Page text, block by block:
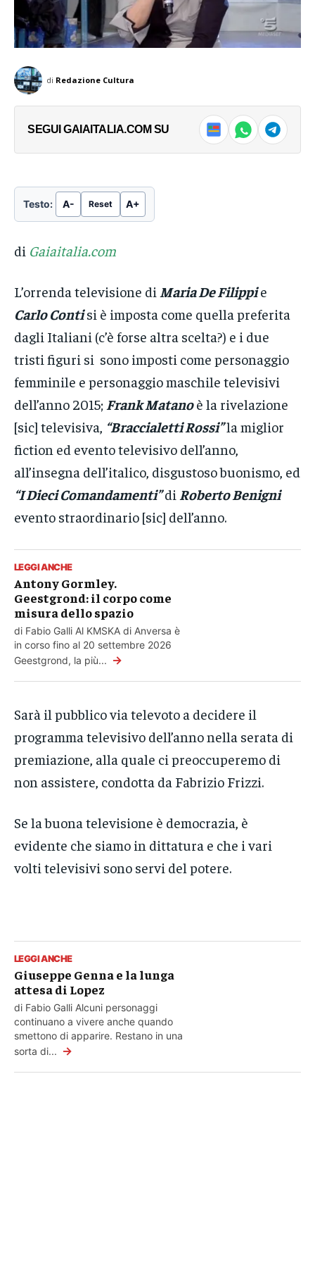
Geestgrond, la più...
Geestgrond, la più...
di Redazione Cultura
SEGUI GAIAITALIA.COM SU
Testo: A- Reset A+
di Gaiaitalia.com
L’orrenda televisione di Maria De Filippie
Carlo Contisi è imposta come quella preferita
dagli Italiani (c’è forse altra scelta?) e i due
tristi figuri si sono imposti come personaggio
femminile e personaggio maschile televisivi
dell’anno 2015; Frank Matanoè la rivelazione
[sic] televisiva, “Braccialetti Rossi”la miglior
fiction ed evento televisivo dell’anno,
all’insegna dell’italico, disgustoso buonismo, ed
“I Dieci Comandamenti”di Roberto Benigni
evento straordinario [sic] dell’anno.
LEGGI ANCHE
Antony Gormley.
Geestgrond: il corpo come
misura dello spazio
di Fabio Galli Al KMSKA di Anversa è
in corso fino al 20 settembre 2026
Geestgrond, la più... →
Sarà il pubblico via televoto a decidere il
programma televisivo dell’anno nella serata di
premiazione, alla quale ci preoccuperemo di
non assistere, condotta da Fabrizio Frizzi.
Se la buona televisione è democrazia, è
evidente che siamo in dittatura e che i vari
volti televisivi sono servi del potere.
LEGGI ANCHE
Giuseppe Genna e la lunga
attesa di Lopez
di Fabio Galli Alcuni personaggi
continuano a vivere anche quando
smettono di apparire. Restano in una
sorta di... →